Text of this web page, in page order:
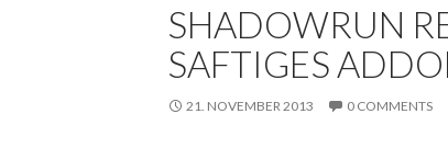
SHADOWRUN
SAFTIGES
21. NOVEMBER 2013 0 COMMENTS